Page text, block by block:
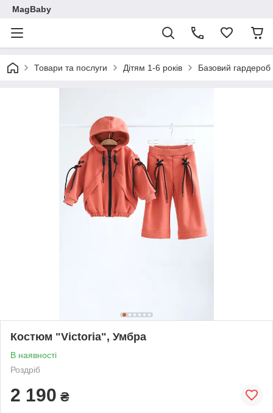
MagBaby
Товари та послуги Дітям 1-6 років Базовий гардероб
Костюм "Victoria", Умбра
В наявності
Роздріб
2 190 ₴